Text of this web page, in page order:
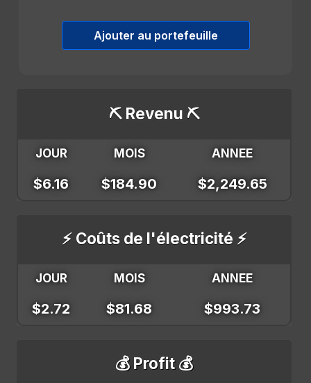
Ajouter au portefeuille
⛏️ Revenu ⛏️
JOUR MOIS ANNEE
$6.16 $184.90 $2,249.65
⚡ Coûts de l'électricité ⚡
JOUR MOIS ANNEE
$2.72 $81.68 $993.73
💰 Profit 💰